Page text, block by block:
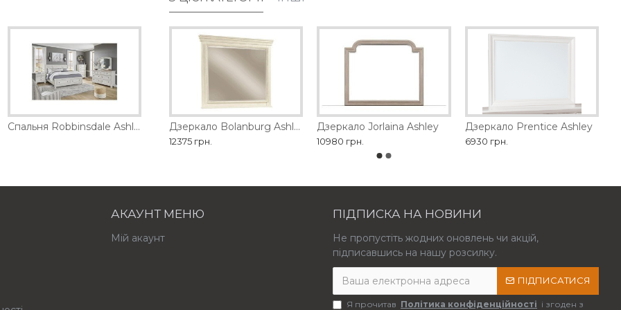
Спальня Robbinsdale Ashley Дзеркало Bolanburg Ashley
12375 грн.
Дзеркало Jorlaina Ashley
10980 грн.
Дзеркало Prentice Ashley
6930 грн.
АКАУНТ МЕНЮ
Мій акаунт
ПІДПИСКА НА НОВИНИ
Не пропустіть жодних оновлень чи акцій,
підписавшись на нашу розсилку.
ПІДПИСАТИСЯ
Я прочитав Політика конфіденційності і згоден з